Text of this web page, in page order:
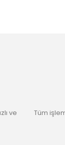
ve
Tüm